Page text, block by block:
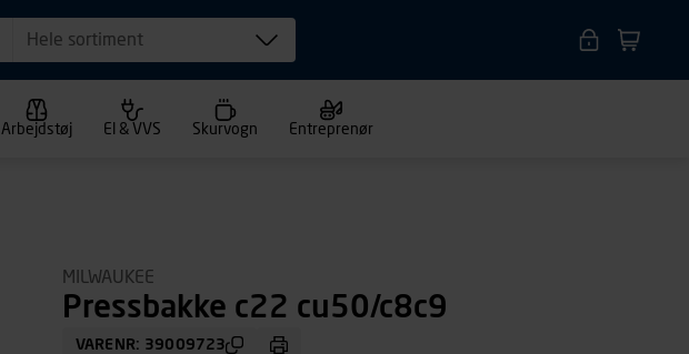
Hele sortiment
Arbejdstøj El & VVS Skurvogn Entreprenør
MILWAUKEE
Pressbakke c22 cu50/c8c9
VARENR: 39009723